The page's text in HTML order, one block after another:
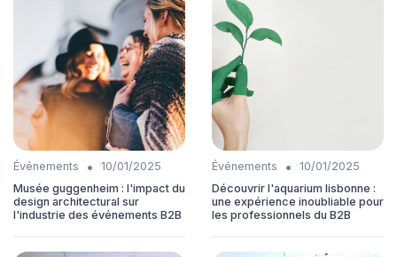
Événements •
10/01/2025
Musée guggenheim : l'impact du
design architectural sur
l'industrie des événements B2B
Événements •
10/01/2025
Découvrir l'aquarium lisbonne :
une expérience inoubliable pour
les professionnels du B2B